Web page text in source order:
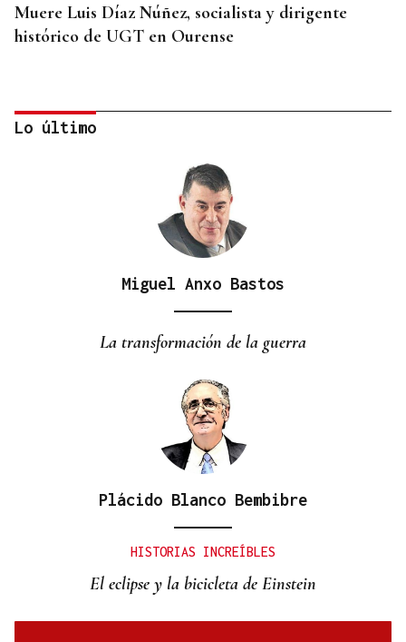
Muere Luis Díaz Núñez, socialista y dirigente
histórico de UGT en Ourense
entrada a las termas de Outariz
Lo último
Miguel Anxo Bastos
La transformación de la guerra
Plácido Blanco Bembibre
HISTORIAS INCREÍBLES
El eclipse y la bicicleta de Einstein